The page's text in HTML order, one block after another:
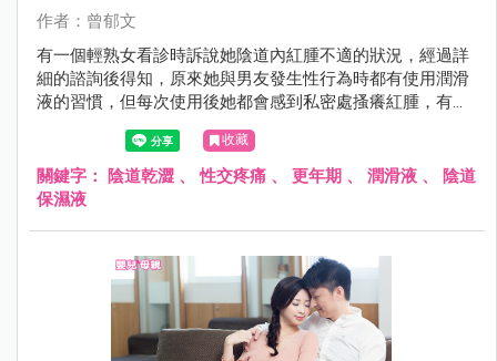
作者：曾郁文
有一個輕熟女看診時訴說她陰道內紅腫不適的狀況，經過詳
細的諮詢後得知，原來她與男友發生性行為時都有使用潤滑
液的習慣，但每次使用後她都會感到私密處搔癢紅腫，有一
點感覺像是「過敏」的感覺。
收藏
關鍵字： 陰道乾澀 、性交疼痛 、 更年期 、 潤滑液 、
陰道
保濕液